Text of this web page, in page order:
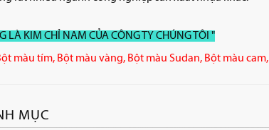
LÀ KIM CHỈ NAM CỦA CÔNG TY CHÚNG TÔI "
màu tím, Bột màu vàng, Bột màu Sudan, Bột màu cam,
MỤC